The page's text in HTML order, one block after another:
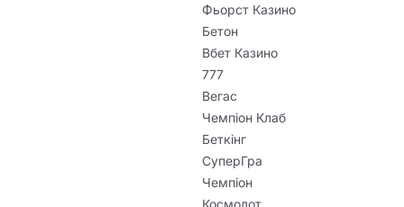
Фьорст Казино
Бетон
Вбет Казино
777
Вегас
Чемпіон Клаб
Беткінг
СуперГра
Чемпіон
Космолот